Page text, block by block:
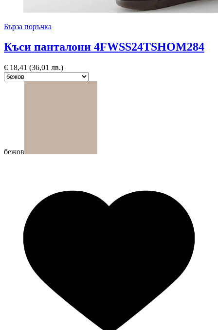
Бърза поръчка
Къси панталони 4FWSS24TSHOM284
€ 18,41 (36,01 лв.)
бежов